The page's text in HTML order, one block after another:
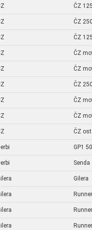
ČZ
ČZ
ČZ
ČZ
ČZ
ČZ
ČZ
ČZ
ČZ
GP1 50
Senda
Gilera
Runner
Runner
Runner